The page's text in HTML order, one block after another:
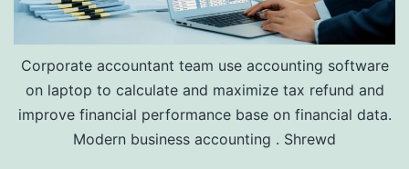
Corporate accountant team use accounting software
on laptop to calculate and maximize tax refund and
improve financial performance base on financial data.
Modern business accounting . Shrewd